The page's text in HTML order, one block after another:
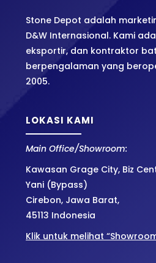
Stone Depot adalah
D&W Internasional. Kami
eksportir, dan kontraktor
berpengalaman yang
2005.
LOKASI KAMI
Main Office/Showroom:
Kawasan Grage City, Biz
Yani (Bypass)
Cirebon, Jawa Barat,
45113 Indonesia
Klik untuk melihat